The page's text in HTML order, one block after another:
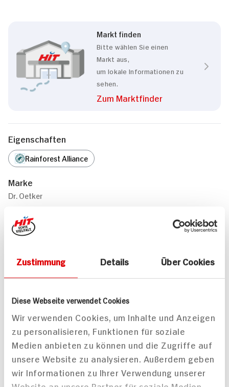
Zustimmung Details Über Cookies
Diese Webseite verwendet Cookies
Wir verwenden Cookies, um Inhalte und Anzeigen
zu personalisieren, Funktionen für soziale
Medien anbieten zu können und die Zugriffe auf
unsere Website zu analysieren. Außerdem geben
wir Informationen zu Ihrer Verwendung unserer
Markt finden
Bitte wählen Sie einen
Markt aus,
um lokale Informationen zu
sehen.
Zum Marktfinder
Eigenschaften
Rainforest Alliance
Marke
Dr. Oetker
Herkunftsland
Passende Rezepte